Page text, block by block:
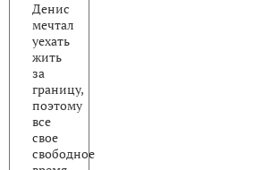
Денис
мечтал
уехать
жить
за
границу,
поэтому
все
свое
свободное